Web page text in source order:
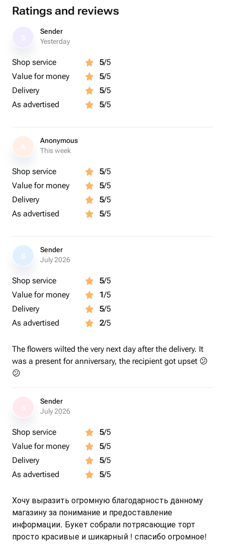
Ratings and reviews
Sender
Yesterday
Shop service 5/5
Value for money
5/5
Delivery
5/5
As advertised
5/5
A
Anonymous
This week
Shop service 5/5
Value for money
5/5
Delivery
5/5
As advertised
5/5
S
Sender
July 2026
Shop service 5/5
Value for money
1/5
Delivery
5/5
As advertised
2/5
The flowers wilted the very next day after the delivery. It
was a present for anniversary, the recipient got upset 😕
😕
Sender
July 2026
Shop service 5/5
Value for money
5/5
Delivery
5/5
As advertised
5/5
Хочу выразить огромную благодарность данному
магазину за понимание и предоставление
информации. Букет собрали потрясающие торт
просто красивые и шикарный ! спасибо огромное!